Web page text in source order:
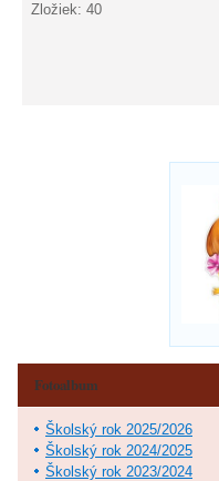
Zložiek:40
Fotoalbum
Školský rok 2025/2026
Školský rok 2024/2025
Školský rok 2023/2024